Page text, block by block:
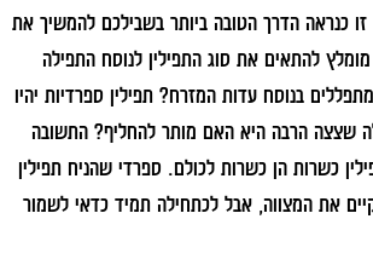
זו כנראה הדרך הטובה ביותר בשבילכם להמשיך את
להתאים את סוג התפילין לנוסח התפילה
בנוסח עדות המזרח? תפילין ספרדיות יהיו
שצצה הרבה היא האם מותר להחליף? התשובה
כשרות הן כשרות לכולם. ספרדי שהניח תפילין
את המצווה, אבל לכתחילה תמיד כדאי לשמור